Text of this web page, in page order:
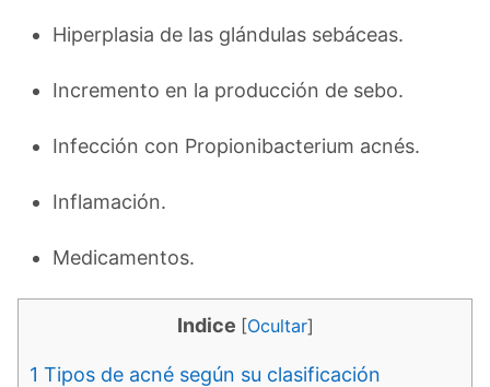
Hiperplasia de las glándulas sebáceas.
Incremento en la producción de sebo.
Infección con Propionibacterium acnés.
Inflamación.
Medicamentos.
Indice [Ocultar]
1 Tipos de acné según su clasificación